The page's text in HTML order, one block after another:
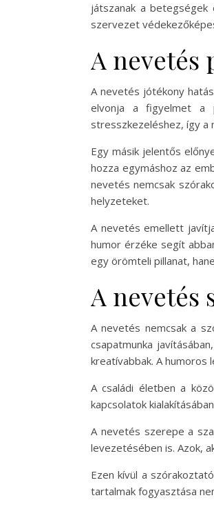
játszanak a
szervezet
A nevetés
A nevetés jótékony
elvonja a figyelmet a
stresszkezeléshez, így a
Egy másik jelentős
hozza egymáshoz az
nevetés nemcsak
helyzeteket.
A nevetés emellett
humor érzéke segít
egy örömteli pillanat,
A nevetés
A nevetés nemcsak a
csapatmunka
kreatívabbak. A
A családi életben a
kapcsolatok
A nevetés szerepe a
levezetésében is. Azok,
Ezen kívül a
tartalmak fogyasztása